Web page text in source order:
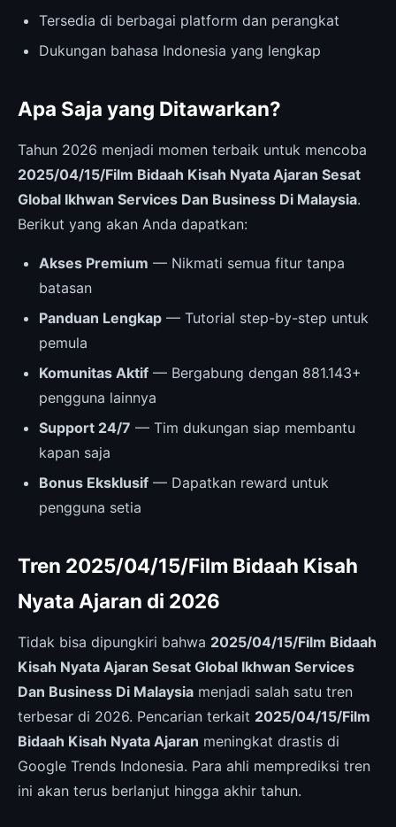
Tersedia di berbagai platform dan perangkat
Dukungan bahasa Indonesia yang lengkap
Apa Saja yang Ditawarkan?
Tahun 2026 menjadi momen terbaik untuk mencoba
2025/04/15/Film Bidaah Kisah Nyata Ajaran Sesat
Global Ikhwan Services Dan Business Di Malaysia.
Berikut yang akan Anda dapatkan:
Akses Premium — Nikmati semua fitur tanpa
batasan
Panduan Lengkap — Tutorial step-by-step untuk
pemula
Komunitas Aktif — Bergabung dengan 881.143+
pengguna lainnya
Support 24/7 — Tim dukungan siap membantu
kapan saja
Bonus Eksklusif — Dapatkan reward untuk
pengguna setia
Tren 2025/04/15/Film Bidaah Kisah
Nyata Ajaran di 2026
Tidak bisa dipungkiri bahwa 2025/04/15/Film Bidaah
Kisah Nyata Ajaran Sesat Global Ikhwan Services
Dan Business Di Malaysia menjadi salah satu tren
terbesar di 2026. Pencarian terkait 2025/04/15/Film
Bidaah Kisah Nyata Ajaran meningkat drastis di
Google Trends Indonesia. Para ahli memprediksi tren
ini akan terus berlanjut hingga akhir tahun.